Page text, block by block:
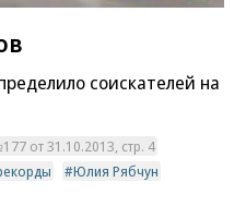
соискателей на
от 31.10.2013, стр. 4
Юлия Рябчун